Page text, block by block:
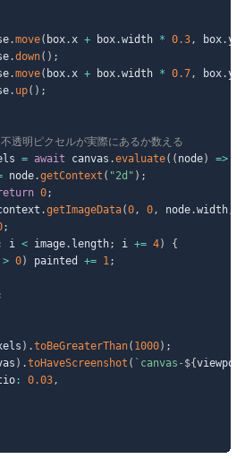
.move( box.x + box.width * 0.3, box.y
.down( ) ;
.move( box.x + box.width * 0.7, box.y
. up( ) ;
透明ピクセルが実際にあるか数える
= await canvas .evaluate( ( node) =>
node.getContext ( "2d" ) ;
0;
.getImageData(0, 0, node.width,
;
i < image. length; i += 4)
{
> 0) painted += 1;
) .toBeGreaterThan( 1000) ;
) .toHaveScreenshot ( ` canvas- ${
: 0.03,